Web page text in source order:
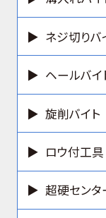
ネジ切りバ
ヘールバイ
旋削バイト
ロウ付工具
超硬センタ